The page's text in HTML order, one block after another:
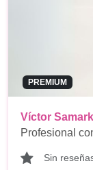
PREMIUM
Víctor
Profesional
Sin